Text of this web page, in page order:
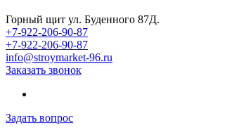
Горный щит ул. Буденного 87Д.
+7-922-206-90-87
+7-922-206-90-87
info@stroymarket-96.ru
Заказать звонок
Задать вопрос